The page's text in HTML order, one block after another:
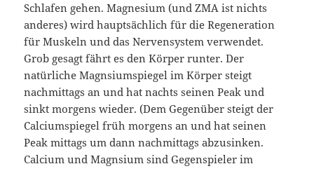
Schlafen gehen. Magnesium (und ZMA ist nichts
anderes) wird hauptsächlich für die Regeneration
für Muskeln und das Nervensystem verwendet.
Grob gesagt fährt es den Körper runter. Der
natürliche Magnsiumspiegel im Körper steigt
nachmittags an und hat nachts seinen Peak und
sinkt morgens wieder. (Dem Gegenüber steigt der
Calciumspiegel früh morgens an und hat seinen
Peak mittags um dann nachmittags abzusinken.
Calcium und Magnsium sind Gegenspieler im